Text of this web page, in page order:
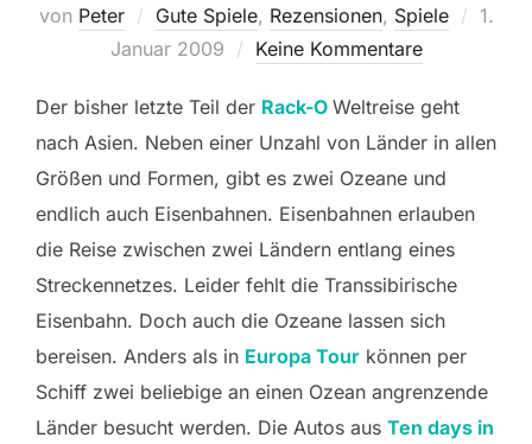
von Peter Gute Spiele, Rezensionen, Spiele
1.
Januar 2009
Keine Kommentare
Der bisher letzte Teil der Rack-O Weltreise geht
nach Asien. Neben einer Unzahl von Länder in allen
Größen und Formen, gibt es zwei Ozeane und
endlich auch Eisenbahnen. Eisenbahnen erlauben
die Reise zwischen zwei Ländern entlang eines
Streckennetzes. Leider fehlt die Transsibirische
Eisenbahn. Doch auch die Ozeane lassen sich
bereisen. Anders als in Europa Tour können per
Schiff zwei beliebige an einen Ozean angrenzende
Länder besucht werden. Die Autos aus Ten days in